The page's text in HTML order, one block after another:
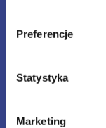
Preferencje
Statystyka
Marketing